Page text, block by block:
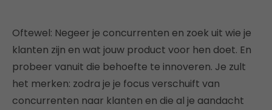
Oftewel: Negeer je concurrenten en zoek uit wie je
klanten zijn en wat jouw product voor hen doet. En
probeer vanuit die behoefte te innoveren. Je zult
het merken: zodra je je focus verschuift van
concurrenten naar klanten en die al je aandacht